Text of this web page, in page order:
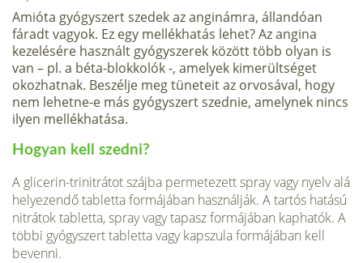
Amióta gyógyszert szedek az anginámra, állandóan
fáradt vagyok. Ez egy mellékhatás lehet? Az angina
kezelésére használt gyógyszerek között több olyan is
van – pl. a béta-blokkolók -, amelyek kimerültséget
okozhatnak. Beszélje meg tüneteit az orvosával, hogy
nem lehetne-e más gyógyszert szednie, amelynek nincs
ilyen mellékhatása.
Hogyan kell szedni?
A glicerin-trinitrátot szájba permetezett spray vagy nyelv alá
helyezendő tabletta formájában használják. A tartós hatású
nitrátok tabletta, spray vagy tapasz formájában kaphatók. A
többi gyógyszert tabletta vagy kapszula formájában kell
bevenni.